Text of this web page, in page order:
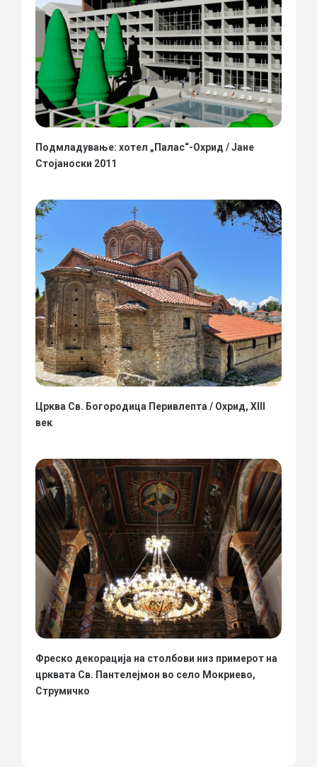
Подмладување: хотел „Палас“-Охрид / Јане
Стојаноски 2011
Црква Св. Богородица Перивлепта / Охрид, XIII
век
Фреско декорација на столбови низ примерот на
црквата Св. Пантелејмон во село Мокриево,
Струмичко